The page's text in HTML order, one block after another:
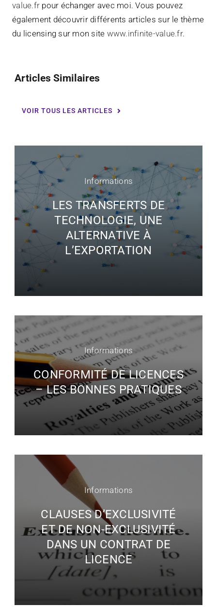
value.fr pour échanger avec moi. Vous pouvez
également découvrir différents articles sur le thème
du licensing sur mon site www.infinite-value.fr.
Articles Similaires
VOIR TOUS LES ARTICLES
Informations
LES TRANSFERTS DE
TECHNOLOGIE, UNE
ALTERNATIVE À
L’EXPORTATION
Informations
CONFORMITÉ DE LICENCES
– LES BONNES PRATIQUES
Informations
CLAUSES D’EXCLUSIVITÉ
ET DE NON-EXCLUSIVITÉ
DANS UN CONTRAT DE
LICENCE